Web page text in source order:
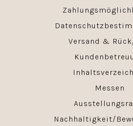
Versand &
Messen
Nachhaltigkeit/